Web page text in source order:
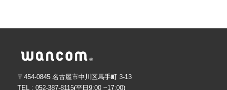
〒454-0845 名古屋市中川区馬手町 3-13
TEL : 052-387-8115(平日9:00 ~17:00)